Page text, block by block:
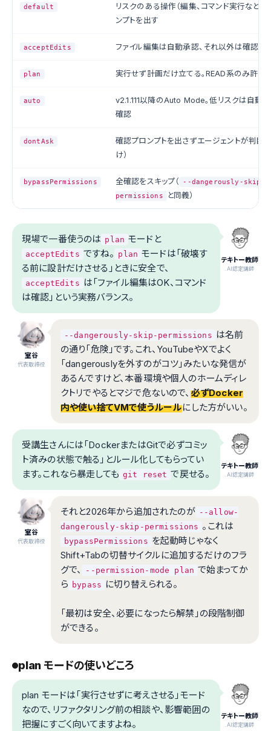
default
リスクのある操作（編集、コマンド実行など）
ンプトを出す
acceptEdits ファイル編集は自動承認、それ以外は確認
plan 実行せず計画だけ立てる。READ系のみ許可
auto
v2.1.111以降のAuto Mode。低リスクは自動、
確認
dontAsk
確認プロンプトを出さずエージェントが判断
け）
bypassPermissions 全確認をスキップ（
--dangerously-skip-
permissions
と同義）
テキトー教師
.AI認定講師
現場で一番使うのは plan モードと
acceptEdits ですね。 plan モードは「破壊す
る前に設計だけさせる」ときに安全で、
acceptEdits は「ファイル編集はOK、コマンド
は確認」という実務バランス。
室谷
代表取締役
--dangerously-skip-permissions は名前
の通り「危険」です。これ、YouTubeやXでよく
「dangerouslyを外すのがコツ」みたいな発信が
あるんですけど、本番環境や個人のホームディレ
クトリでやるとマジで危ないので、 必ずDocker
内や使い捨てVMで使うルールにした方がいい。
テキトー教師
.AI認定講師
受講生さんには「DockerまたはGitで必ずコミッ
ト済みの状態で触る」とルール化してもらってい
ます。これなら暴走しても git reset で戻せる。
室谷
代表取締役
それと2026年から追加されたのが --allow-
dangerously-skip-permissions 。これは
bypassPermissions を起動時じゃなく
Shift+Tabの切替サイクルに追加するだけのフラ
グで、
--permission-mode plan で始まってか
ら bypass に切り替えられる。
「最初は安全、必要になったら解禁」の段階制御
ができる。
plan モードの使いどころ
テキトー教師
.AI認定講師
plan モードは「実行させずに考えさせる」モード
なので、リファクタリング前の相談や、影響範囲の
把握にすごく向いてますよね。